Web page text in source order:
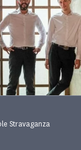
Stravaganza